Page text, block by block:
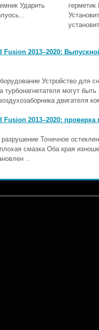
Ударить
2013–2020:
Устройство для
могут
двигателя
Fusion 2013–2020:
Точечное
смазка Оба края
..